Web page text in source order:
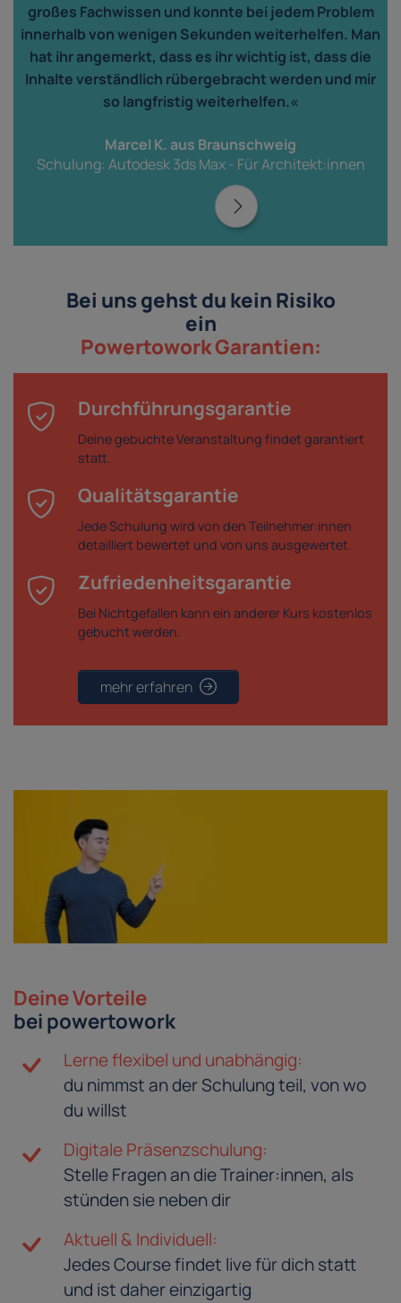
großes Fachwissen und konnte bei jedem Problem
innerhalb von wenigen Sekunden weiterhelfen. Man
hat ihr angemerkt, dass es ihr wichtig ist, dass die
Inhalte verständlich rübergebracht werden und mir
so langfristig weiterhelfen.«
Marcel K. aus Braunschweig
Schulung: Autodesk 3ds Max - Für Architekt:innen
Bei uns gehst du kein Risiko
ein
Powertowork Garantien:
Durchführungsgarantie
Deine gebuchte Veranstaltung findet garantiert
statt.
Qualitätsgarantie
Jede Schulung wird von den Teilnehmer:innen
detailliert bewertet und von uns ausgewertet.
Zufriedenheitsgarantie
Bei Nichtgefallen kann ein anderer Kurs kostenlos
gebucht werden.
mehr erfahren
Deine Vorteile
bei powertowork
Lerne flexibel und unabhängig:
du nimmst an der Schulung teil, von wo
du willst
Digitale Präsenzschulung:
Stelle Fragen an die Trainer:innen, als
stünden sie neben dir
Aktuell & Individuell:
Jedes Course findet live für dich statt
und ist daher einzigartig